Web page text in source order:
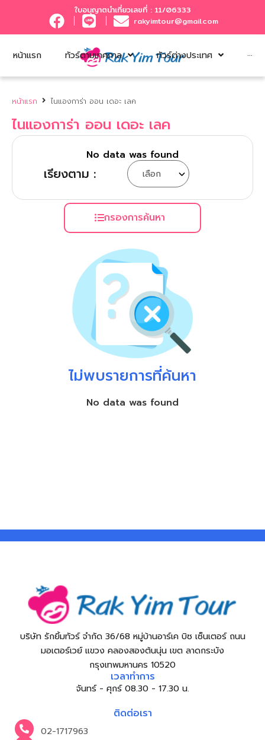
ใบอนุญาตนำเที่ยวเลขที่ : 11/06333
rakyimtour@gmail.com
หน้าแรก ทัวร์ตามเทศกาล ทัวร์ต่างประเทศ ···
หน้าแรก ไนแองการ่า ออน เดอะ เลค
ไนแองการ่า ออน เดอะ เลค
No data was found
เรียงตาม :
กรองการค้นหา
ไม่พบรายการที่ค้นหา
No data was found
บริษัท รักยิ้มทัวร์ จำกัด 36/68 หมู่บ้านอาร์เค บิซ เซ็นเตอร์ ถนน
มอเตอร์เวย์ แขวง คลองสองต้นนุ่น เขต ลาดกระบัง
กรุงเทพมหานคร 10520
เวลาทำการ
จันทร์ - ศุกร์ 08.30 - 17.30 น.
ติดต่อเรา
02-1717963